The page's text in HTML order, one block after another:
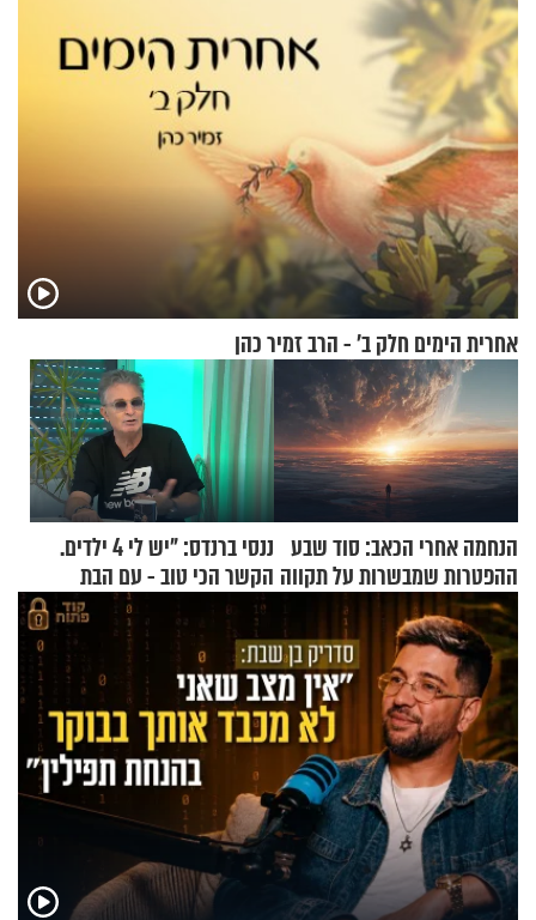
אחרית הימים חלק ב’ - הרב זמיר כהן
הנחמה אחרי הכאב: סוד שבע
ההפטרות שמבשרות על תקווה
וגאולה
ננסי ברנדס: "יש לי 4 ילדים.
הקשר הכי טוב - עם הבת
החרדית"